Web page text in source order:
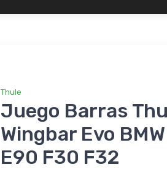
Thule
Juego Barras
Wingbar Evo
E90 F30 F32